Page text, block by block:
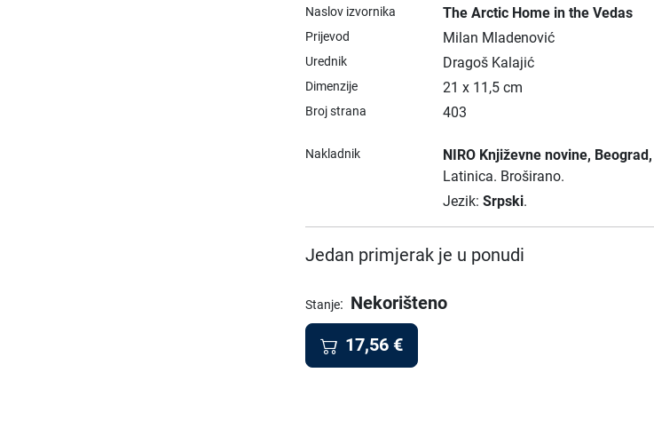
Naslov izvornika The Arctic Home in the Vedas
Prijevod Milan Mladenović
Urednik Dragoš Kalajić
Dimenzije 21 x 11,5 cm
Broj strana 403
Nakladnik NIRO Književne novine, Beograd
Latinica. Broširano.
Jezik: Srpski.
Jedan primjerak je u ponudi
Stanje: Nekorišteno
17,56 €